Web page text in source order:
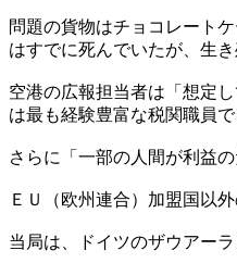
問題の貨物はチョコレート
はすでに死んでいたが、生
空港の広報担当者は「想定
は最も経験豊富な税関職員
さらに「一部の人間が利益
ＥＵ（欧州連合）加盟国以
当局は、ドイツのザウアー